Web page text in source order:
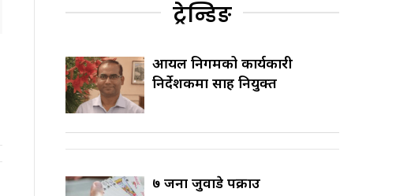
ट्रेन्डिङ
आयल निगमको कार्यकारी
निर्देशकमा साह नियुक्त
७ जना जुवाडे पक्राउ